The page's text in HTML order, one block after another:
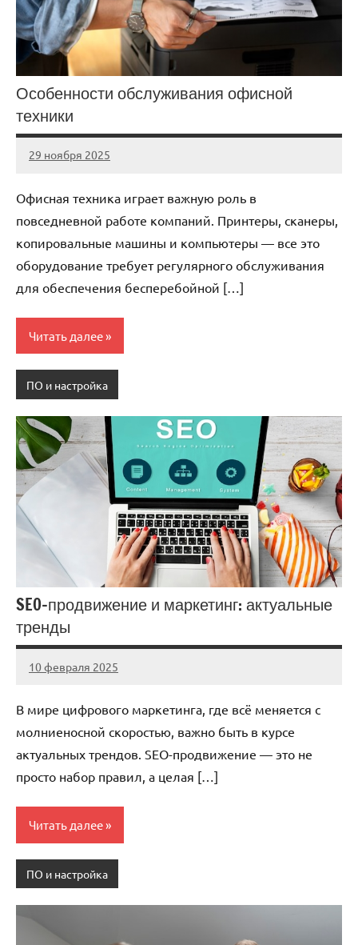
Особенности обслуживания офисной
техники
29 ноября 2025
Avtor
Нет
Офисная техника играет важную роль в
повседневной работе компаний. Принтеры, сканеры,
копировальные машины и компьютеры — все это
оборудование требует регулярного обслуживания
для обеспечения бесперебойной […]
Читать далее
ПО и настройка
SEO-продвижение и маркетинг: актуальные
тренды
10 февраля 2025
Avtor
Нет
В мире цифрового маркетинга, где всё меняется с
молниеносной скоростью, важно быть в курсе
актуальных трендов. SEO-продвижение — это не
просто набор правил, а целая […]
Читать далее
ПО и настройка